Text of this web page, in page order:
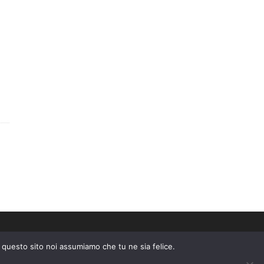
una commissione pubblicitaria pubblicizzando e fornendo link al
sito noi assumiamo che tu ne sia felice.